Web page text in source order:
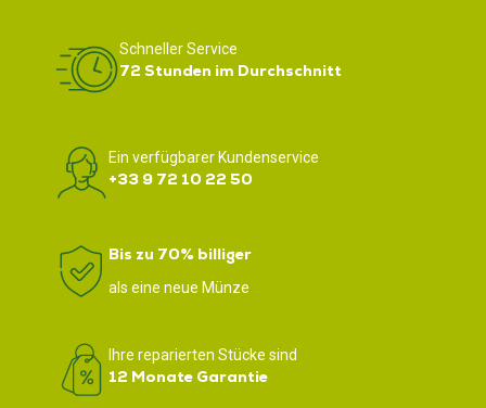
Schneller Service
72 Stunden im Durchschnitt
Ein verfügbarer Kundenservice
+33 9 72 10 22 50
Bis zu 70% billiger
als eine neue Münze
Ihre reparierten Stücke sind
12 Monate Garantie